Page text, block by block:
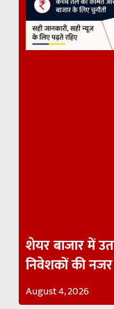
शेयर बाजार में
निवेशकों की नजर
August 4, 2026